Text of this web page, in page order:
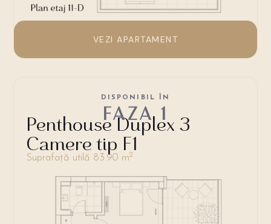
VEZI APARTAMENT
Penthouse Duplex 3
Camere tip F1
Suprafață utilă 83.90 m2
DISPONIBIL ÎN
FAZA 1